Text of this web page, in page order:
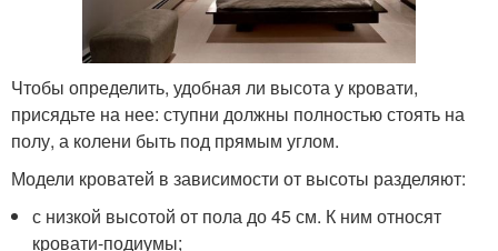
Чтобы определить, удобная ли высота у кровати,
присядьте на нее: ступни должны полностью стоять на
полу, а колени быть под прямым углом.
Модели кроватей в зависимости от высоты разделяют:
с низкой высотой от пола до 45 см. К ним относят
кровати-подиумы;